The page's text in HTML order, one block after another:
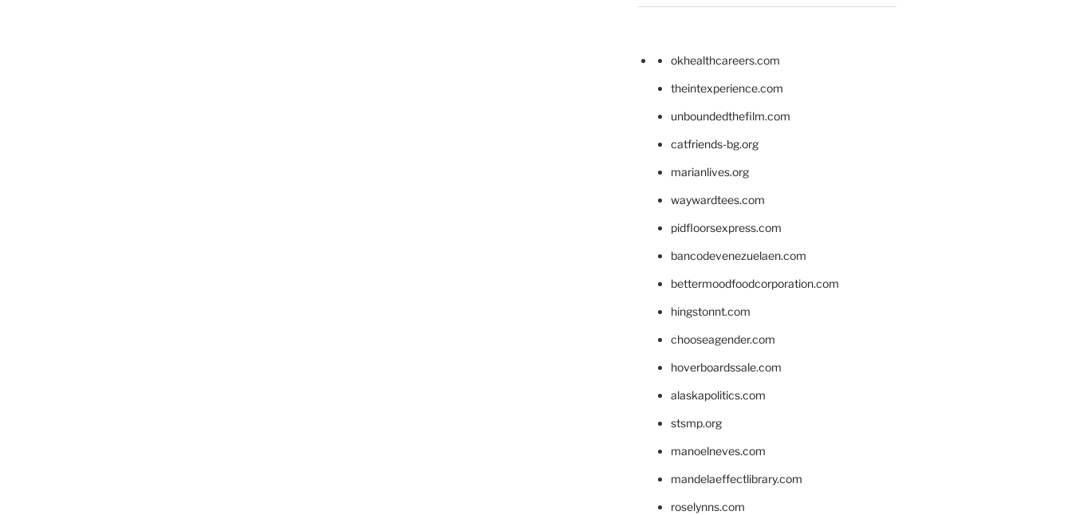
okhealthcareers.com
theintexperience.com
unboundedthefilm.com
catfriends-bg.org
marianlives.org
waywardtees.com
pidfloorsexpress.com
bancodevenezuelaen.com
bettermoodfoodcorporation.com
hingstonnt.com
chooseagender.com
hoverboardssale.com
alaskapolitics.com
stsmp.org
manoelneves.com
mandelaeffectlibrary.com
roselynns.com